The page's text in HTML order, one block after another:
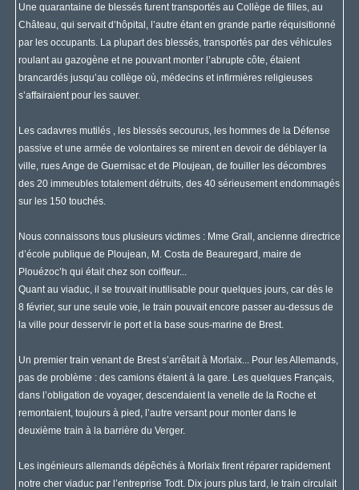
Une quarantaine de blessés furent transportés au Collège de filles, au
Château, qui servait d’hôpital, l’autre étant en grande partie réquisitionné
par les occupants. La plupart des blessés, transportés par des véhicules
roulant au gazogène et ne pouvant monter l’abrupte côte, étaient
brancardés jusqu’au collège où, médecins et infirmières religieuses
s’affairaient pour les sauver.
Les cadavres mutilés , les blessés secourus, les hommes de la Défense
passive et une armée de volontaires se mirent en devoir de déblayer la
ville, rues Ange de Guernisac et de Ploujean, de fouiller les décombres
des 20 immeubles totalement détruits, des 40 sérieusement endommagés
sur les 150 touchés.
Nous connaissons tous plusieurs victimes : Mme Grall, ancienne directrice
d’école publique de Ploujean, M. Costa de Beauregard, maire de
Plouézoc’h qui était chez son coiffeur...
Quant au viaduc, il se trouvait inutilisable pour quelques jours, car dès le
8 février, sur une seule voie, le train pouvait encore passer au-dessus de
la ville pour desservir le port et la base sous-marine de Brest.
Un premier train venant de Brest s’arrêtait à Morlaix... Pour les Allemands,
pas de problème : des camions étaient à la gare. Les quelques Français,
dans l’obligation de voyager, descendaient la venelle de la Roche et
remontaient, toujours à pied, l’autre versant pour monter dans le
deuxième train à la barrière du Verger.
Les ingénieurs allemands dépêchés à Morlaix firent réparer rapidement
notre cher viaduc par l’entreprise Todt. Dix jours plus tard, le train circulait